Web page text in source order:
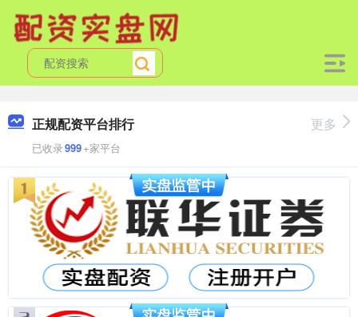
正规配资平台排行
已收录999+家平台
更多